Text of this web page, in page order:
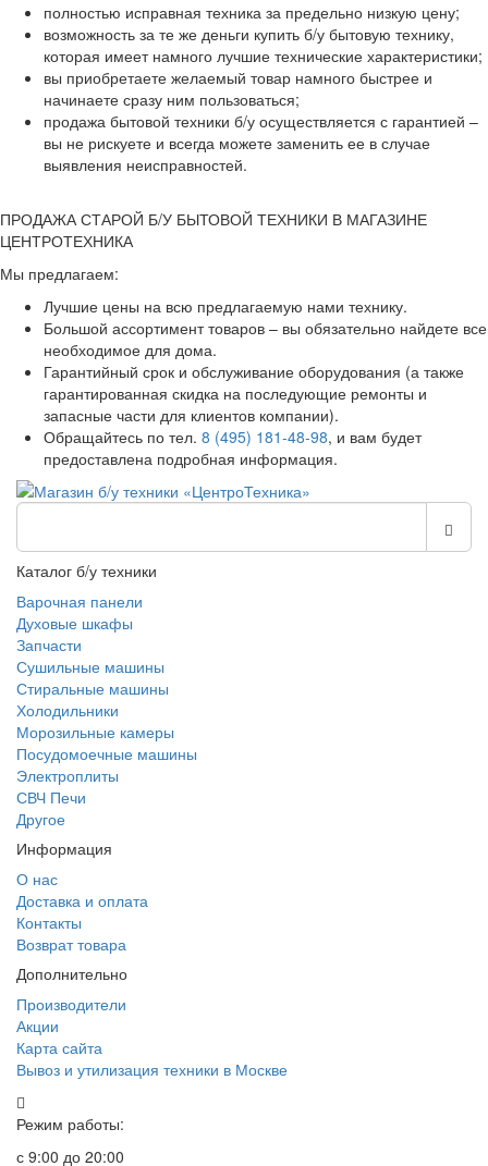
полностью исправная техника за предельно низкую цену;
возможность за те же деньги купить б/у бытовую технику,
которая имеет намного лучшие технические характеристики;
вы приобретаете желаемый товар намного быстрее и
начинаете сразу ним пользоваться;
продажа бытовой техники б/у осуществляется с гарантией –
вы не рискуете и всегда можете заменить ее в случае
выявления неисправностей.
ПРОДАЖА СТАРОЙ Б/У БЫТОВОЙ ТЕХНИКИ В МАГАЗИНЕ
ЦЕНТРОТЕХНИКА
Мы предлагаем:
Лучшие цены на всю предлагаемую нами технику.
Большой ассортимент товаров – вы обязательно найдете все
необходимое для дома.
Гарантийный срок и обслуживание оборудования (а также
гарантированная скидка на последующие ремонты и
запасные части для клиентов компании).
Обращайтесь по тел. 8 (495) 181-48-98, и вам будет
предоставлена подробная информация.
Каталог б/у техники
Варочная панели
Духовые шкафы
Запчасти
Сушильные машины
Стиральные машины
Холодильники
Морозильные камеры
Посудомоечные машины
Электроплиты
СВЧ Печи
Другое
Информация
О нас
Доставка и оплата
Контакты
Возврат товара
Дополнительно
Производители
Акции
Карта сайта
Вывоз и утилизация техники в Москве
Режим работы:
с 9:00 до 20:00